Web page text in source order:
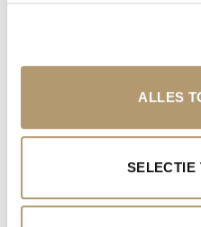
ALLES
SELECTIE
GERELATEERDE